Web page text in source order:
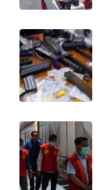
Wahana
Network
KONSUMEN
LISTRIK
MASYARAKAT
KELISTRIKAN